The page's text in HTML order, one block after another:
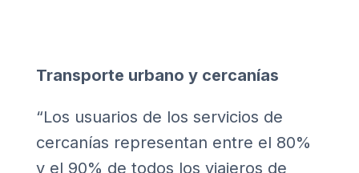
Transporte urbano y cercanías
“Los usuarios de los servicios de
cercanías representan entre el 80%
y el 90% de todos los viajeros de